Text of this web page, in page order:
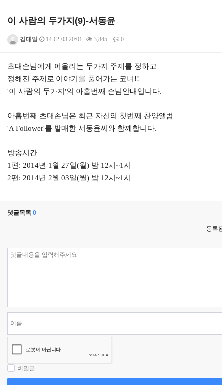
이 사람의 두가지(9)-서동윤
김대일 14-02-03 20:01 3,845 0
본문
초대손님에게 어울리는 두가지 주제를 정하고
정해진 주제로 이야기를 풀어가는 코너!!
'이 사람의 두가지'의 아홉번째 손님안내입니다.
아홉번째 초대손님은 최근 자신의 첫번째 찬양앨범
'A Follower'를 발매한 서동윤씨와 함께합니다.
방송시간
1편: 2014년 1월 27일(월) 밤 12시~1시
2편: 2014년 2월 03일(월) 밤 12시~1시
댓글목록 0
등록
비밀글